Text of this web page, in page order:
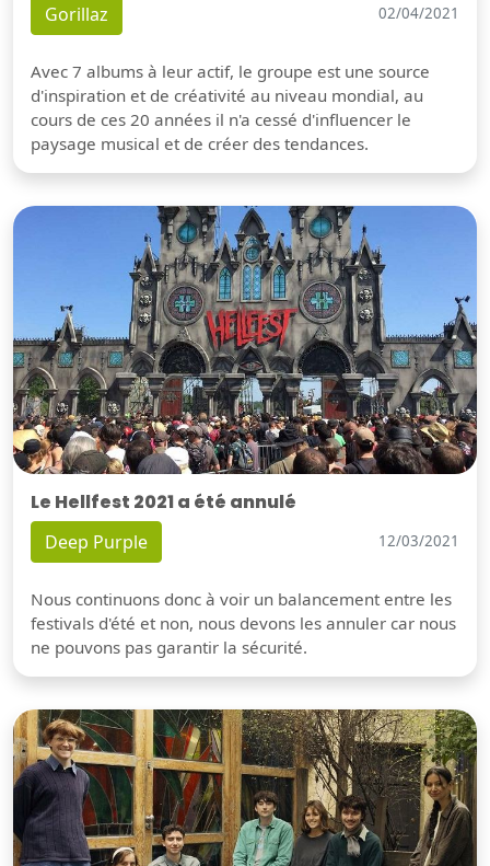
Gorillaz 02/04/2021
Avec 7 albums à leur actif, le groupe est une source
d'inspiration et de créativité au niveau mondial, au
cours de ces 20 années il n'a cessé d'influencer le
paysage musical et de créer des tendances.
Le Hellfest 2021 a été annulé
Deep Purple 12/03/2021
Nous continuons donc à voir un balancement entre les
festivals d'été et non, nous devons les annuler car nous
ne pouvons pas garantir la sécurité.